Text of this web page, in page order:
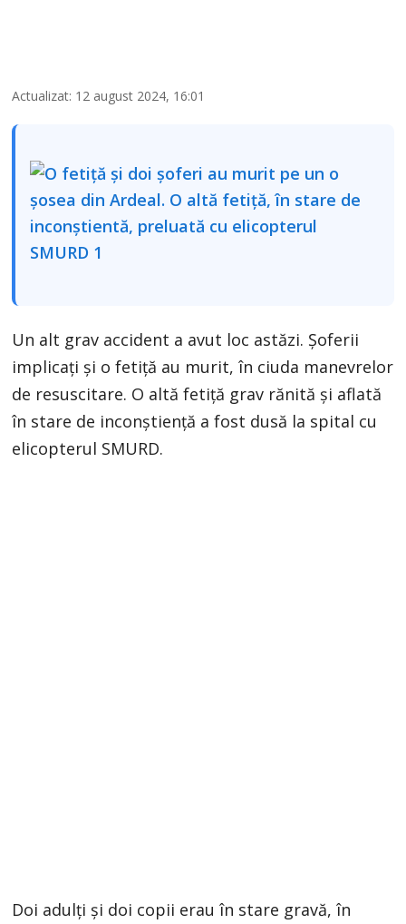
Actualizat: 12 august 2024, 16:01
Un alt grav accident a avut loc astăzi. Șoferii
implicați și o fetiță au murit, în ciuda manevrelor
de resuscitare. O altă fetiță grav rănită și aflată
în stare de inconștiență a fost dusă la spital cu
elicopterul SMURD.
Doi adulţi şi doi copii erau în stare gravă, în